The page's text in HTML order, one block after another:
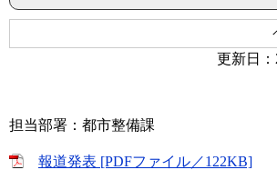
更新日
担当部署：都市整備課
報道発表 [PDFファイル／122KB]